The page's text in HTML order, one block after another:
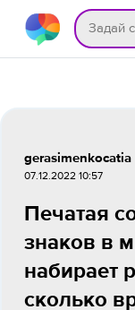
gerasimenkocatia
07.12.2022 10:57
Печатая
знаков в
набирает
сколько